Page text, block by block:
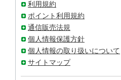
利用規約
ポイント利用規約
通信販売法規
個人情報保護方針
個人情報の取り扱いについて
サイトマップ